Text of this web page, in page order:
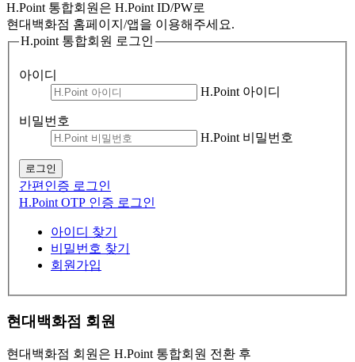
H.Point 통합회원은 H.Point ID/PW로
현대백화점 홈페이지/앱을 이용해주세요.
H.point 통합회원 로그인
아이디
H.Point 아이디
비밀번호
H.Point 비밀번호
로그인
간편인증 로그인
H.Point OTP 인증 로그인
아이디 찾기
비밀번호 찾기
회원가입
현대백화점 회원
현대백화점 회원은 H.Point 통합회원 전환 후